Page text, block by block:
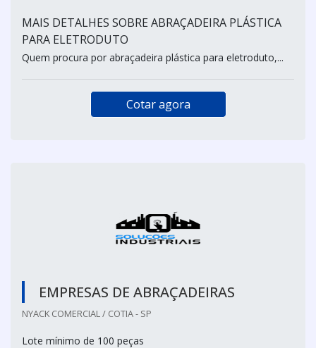
MAIS DETALHES SOBRE ABRAÇADEIRA PLÁSTICA
PARA ELETRODUTO
Quem procura por abraçadeira plástica para eletroduto,...
Cotar agora
EMPRESAS DE ABRAÇADEIRAS
NYACK COMERCIAL / COTIA - SP
Lote mínimo de 100 peças